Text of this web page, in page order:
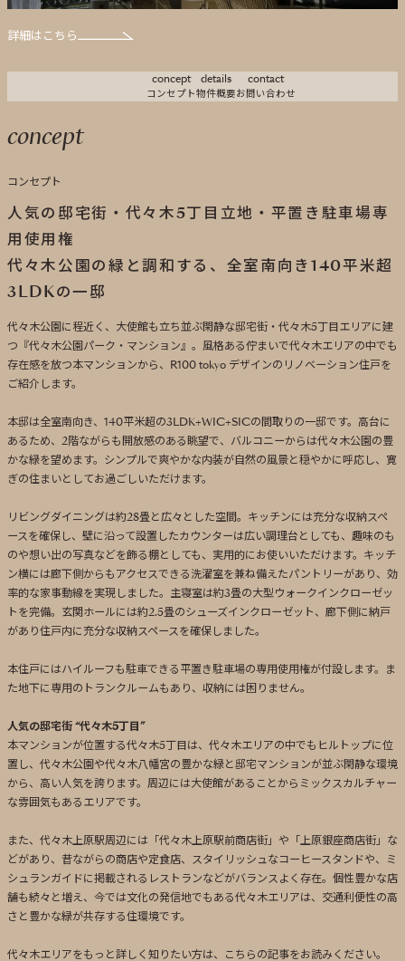
詳細はこちら
concept
コンセプト
details
物件概要
contact
お問い合わせ
concept
コンセプト
人気の邸宅街・代々木5丁目立地・平置き駐車場専
用使用権
代々木公園の緑と調和する、全室南向き140平米超
3LDKの一邸
代々木公園に程近く、大使館も立ち並ぶ閑静な邸宅街・代々木5丁目エリアに建
つ『代々木公園パーク・マンション』。風格ある佇まいで代々木エリアの中でも
存在感を放つ本マンションから、R100 tokyo デザインのリノベーション住戸を
ご紹介します。
本邸は全室南向き、140平米超の3LDK+WIC+SICの間取りの一邸です。高台に
あるため、2階ながらも開放感のある眺望で、バルコニーからは代々木公園の豊
かな緑を望めます。シンプルで爽やかな内装が自然の風景と穏やかに呼応し、寛
ぎの住まいとしてお過ごしいただけます。
リビングダイニングは約28畳と広々とした空間。キッチンには充分な収納スペ
ースを確保し、壁に沿って設置したカウンターは広い調理台としても、趣味のも
のや想い出の写真などを飾る棚としても、実用的にお使いいただけます。キッチ
ン横には廊下側からもアクセスできる洗濯室を兼ね備えたパントリーがあり、効
率的な家事動線を実現しました。主寝室は約3畳の大型ウォークインクローゼッ
トを完備。玄関ホールには約2.5畳のシューズインクローゼット、廊下側に納戸
があり住戸内に充分な収納スペースを確保しました。
本住戸にはハイルーフも駐車できる平置き駐車場の専用使用権が付設します。ま
た地下に専用のトランクルームもあり、収納には困りません。
人気の邸宅街 “代々木5丁目”
本マンションが位置する代々木5丁目は、代々木エリアの中でもヒルトップに位
置し、代々木公園や代々木八幡宮の豊かな緑と邸宅マンションが並ぶ閑静な環境
から、高い人気を誇ります。周辺には大使館があることからミックスカルチャー
な雰囲気もあるエリアです。
また、代々木上原駅周辺には「代々木上原駅前商店街」や「上原銀座商店街」な
どがあり、昔ながらの商店や定食店、スタイリッシュなコーヒースタンドや、ミ
シュランガイドに掲載されるレストランなどがバランスよく存在。個性豊かな店
舗も続々と増え、今では文化の発信地でもある代々木エリアは、交通利便性の高
さと豊かな緑が共存する住環境です。
代々木エリアをもっと詳しく知りたい方は、こちらの記事をお読みください。